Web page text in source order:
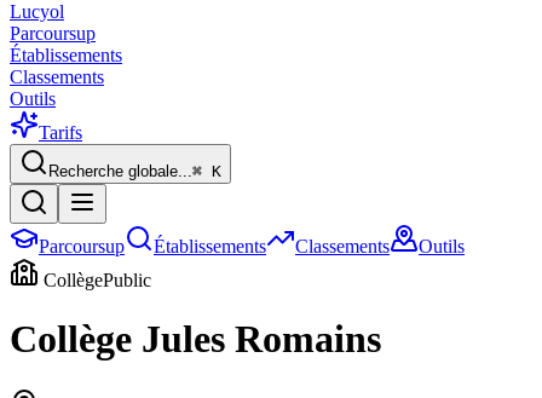
Lucyol
Parcoursup
Établissements
Classements
Outils
Tarifs
Recherche globale...⌘ K
Parcoursup Établissements Classements
Outils
CollègePublic
Collège Jules Romains